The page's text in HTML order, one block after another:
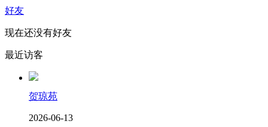
好友
现在还没有好友
最近访客
贺琼苑
2026-06-13